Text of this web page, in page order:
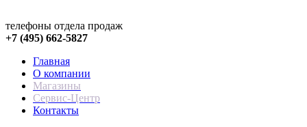
телефоны отдела продаж
+7 (495) 662-5827
Главная
О компании
Магазины
Сервис-Центр
Контакты